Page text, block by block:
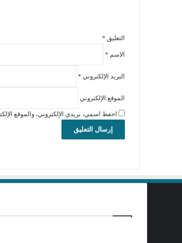
التعليق *
الاسم *
البريد الإلكتروني *
الموقع الإلكتروني
احفظ اسمي، بريدي الإلكتروني، والموقع